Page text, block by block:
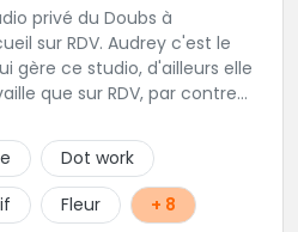
privé du Doubs à
sur RDV. Audrey c'est le
gère ce studio, d'ailleurs elle
que sur RDV, par contre
c'est que tant que ça ne
pas satisfait, du coup elle
au projet parfait.
uniques d'ailleurs.
Dot work
Fleur + 8